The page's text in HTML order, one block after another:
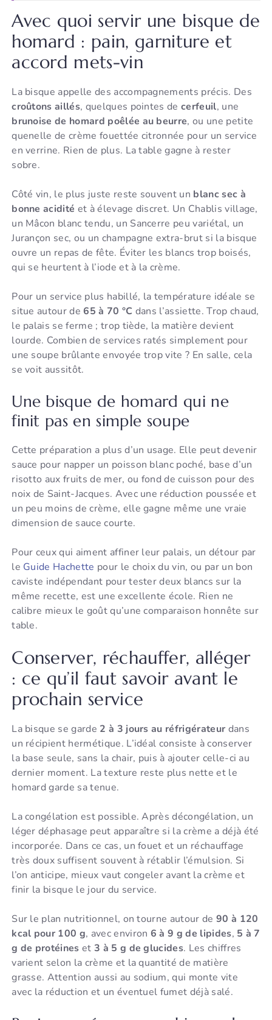
Avec quoi servir une bisque de
homard : pain, garniture et
accord mets-vin
La bisque appelle des accompagnements précis. Des
croûtons aillés, quelques pointes decerfeuil, une
brunoise de homard poêlée au beurre, ou une petite
quenelle de crème fouettée citronnée pour un service
en verrine. Rien de plus. La table gagne à rester
sobre.
Côté vin, le plus juste reste souvent un blanc sec à
bonne acidité et à élevage discret. Un Chablis village,
un Mâcon blanc tendu, un Sancerre peu variétal, un
Jurançon sec, ou un champagne extra-brut si la bisque
ouvre un repas de fête. Éviter les blancs trop boisés,
qui se heurtent à l’iode et à la crème.
Pour un service plus habillé, la température idéale se
situe autour de65 à 70 °C dans l’assiette. Trop chaud,
le palais se ferme ; trop tiède, la matière devient
lourde. Combien de services ratés simplement pour
une soupe brûlante envoyée trop vite ? En salle, cela
se voit aussitôt.
Une bisque de homard qui ne
finit pas en simple soupe
Cette préparation a plus d’un usage. Elle peut devenir
sauce pour napper un poisson blanc poché, base d’un
risotto aux fruits de mer, ou fond de cuisson pour des
noix de Saint-Jacques. Avec une réduction poussée et
un peu moins de crème, elle gagne même une vraie
dimension de sauce courte.
Pour ceux qui aiment affiner leur palais, un détour par
le Guide Hachette pour le choix du vin, ou par un bon
caviste indépendant pour tester deux blancs sur la
même recette, est une excellente école. Rien ne
calibre mieux le goût qu’une comparaison honnête sur
table.
Conserver, réchauffer, alléger
: ce qu’il faut savoir avant le
prochain service
La bisque se garde 2 à 3 jours au réfrigérateur dans
un récipient hermétique. L’idéal consiste à conserver
la base seule, sans la chair, puis à ajouter celle-ci au
dernier moment. La texture reste plus nette et le
homard garde sa tenue.
La congélation est possible. Après décongélation, un
léger déphasage peut apparaître si la crème a déjà été
incorporée. Dans ce cas, un fouet et un réchauffage
très doux suffisent souvent à rétablir l’émulsion. Si
l’on anticipe, mieux vaut congeler avant la crème et
finir la bisque le jour du service.
Sur le plan nutritionnel, on tourne autour de 90 à 120
kcal pour 100 g, avec environ 6 à 9 g de lipides, 5 à 7
g de protéines et 3 à 5 g de glucides. Les chiffres
varient selon la crème et la quantité de matière
grasse. Attention aussi au sodium, qui monte vite
avec la réduction et un éventuel fumet déjà salé.